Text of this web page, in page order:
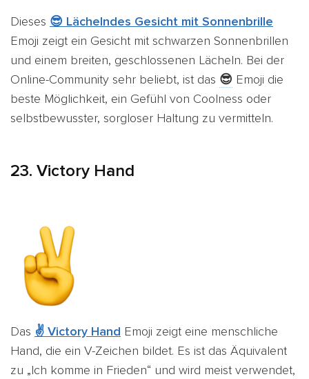
Dieses 😎 Lächelndes Gesicht mit Sonnenbrille
Emoji zeigt ein Gesicht mit schwarzen Sonnenbrillen
und einem breiten, geschlossenen Lächeln. Bei der
Online-Community sehr beliebt, ist das 😎 Emoji die
beste Möglichkeit, ein Gefühl von Coolness oder
selbstbewusster, sorgloser Haltung zu vermitteln.
23. Victory Hand
Das ✌️ Victory Hand Emoji zeigt eine menschliche
Hand, die ein V-Zeichen bildet. Es ist das Äquivalent
zu „Ich komme in Frieden“ und wird meist verwendet,